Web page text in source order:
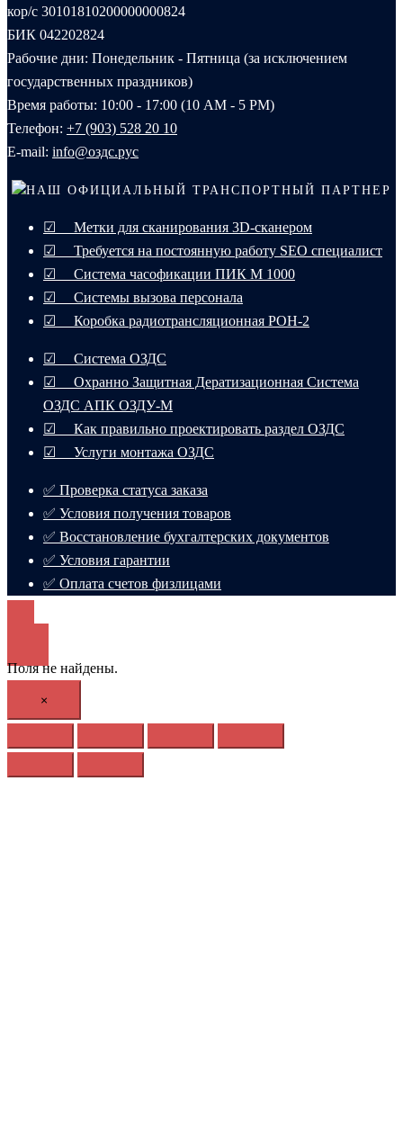
кор/с 30101810200000000824
БИК 042202824
Рабочие дни: Понедельник - Пятница (за исключением
государственных праздников)
Время работы: 10:00 - 17:00 (10 AM - 5 PM)
Телефон: +7 (903) 528 20 10‬
E-mail: info@оздс.рус
НАШ ОФИЦИАЛЬНЫЙ ТРАНСПОРТНЫЙ ПАРТНЕР
☑ Метки для сканирования 3D-сканером
☑ Требуется на постоянную работу SEO специалист
☑ Система часофикации ПИК М 1000
☑ Системы вызова персонала
☑ Коробка радиотрансляционная РОН-2
☑ Система ОЗДС
☑ Охранно Защитная Дератизационная Система
ОЗДС АПК ОЗДУ-М
☑ Как правильно проектировать раздел ОЗДС
☑ Услуги монтажа ОЗДС
✅ Проверка статуса заказа
✅ Условия получения товаров
✅ Восстановление бухгалтерских документов
✅ Условия гарантии
✅ Оплата счетов физлицами
Поля не найдены.
×